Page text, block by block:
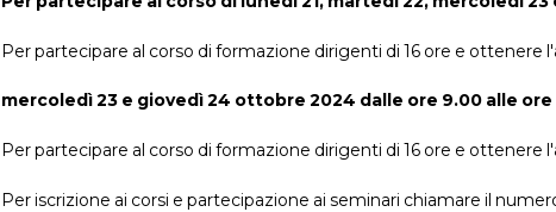
Per partecipare al corso di formazione dirigenti di 16 ore e ottenere
mercoledì 23 e giovedì 24 ottobre 2024 dalle ore 9.00 alle ore
Per partecipare al corso di formazione dirigenti di 16 ore e ottenere
Per iscrizione ai corsi e partecipazione ai seminari chiamare il